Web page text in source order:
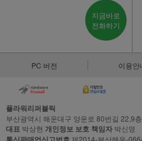
지금바로
전화하기
PC 버전 이용안
플라워리퍼블릭
부산광역시 해운대구 양운로 80번길 22,9층
대표 박상현 개인정보 보호 책임자 박신영
제2014-부산해운-